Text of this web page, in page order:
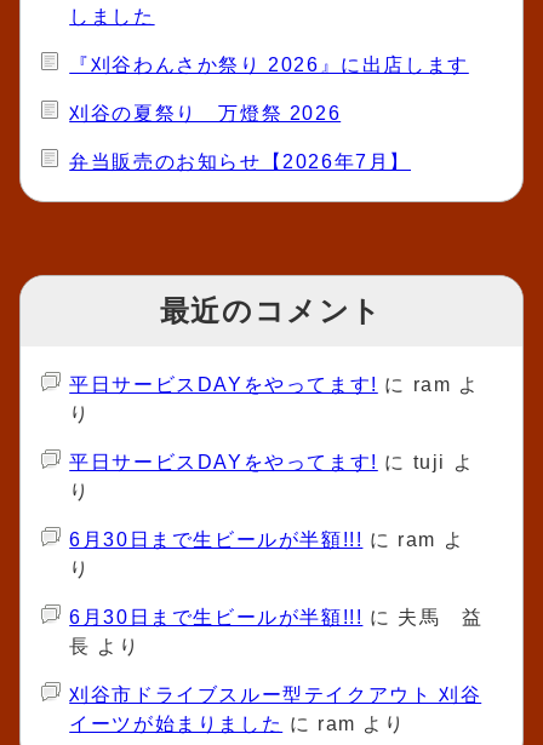
しました
『刈谷わんさか祭り 2026』に出店します
刈谷の夏祭り 万燈祭 2026
弁当販売のお知らせ【2026年7月】
最近のコメント
平日サービスDAYをやってます! に ram よ
り
平日サービスDAYをやってます! に tuji
よ
り
6月30日まで生ビールが半額!!! に ram よ
り
6月30日まで生ビールが半額!!! に 夫馬 益
長 より
刈谷市ドライブスルー型テイクアウト 刈谷
イーツが始まりました に ram より